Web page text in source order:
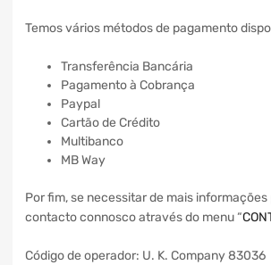
Temos vários métodos de pagamento
Transferência Bancária
Pagamento à Cobrança
Paypal
Cartão de Crédito
Multibanco
MB Way
Por fim, se necessitar de mais
contacto connosco através do menu “
Código de operador: U. K. Company 83036